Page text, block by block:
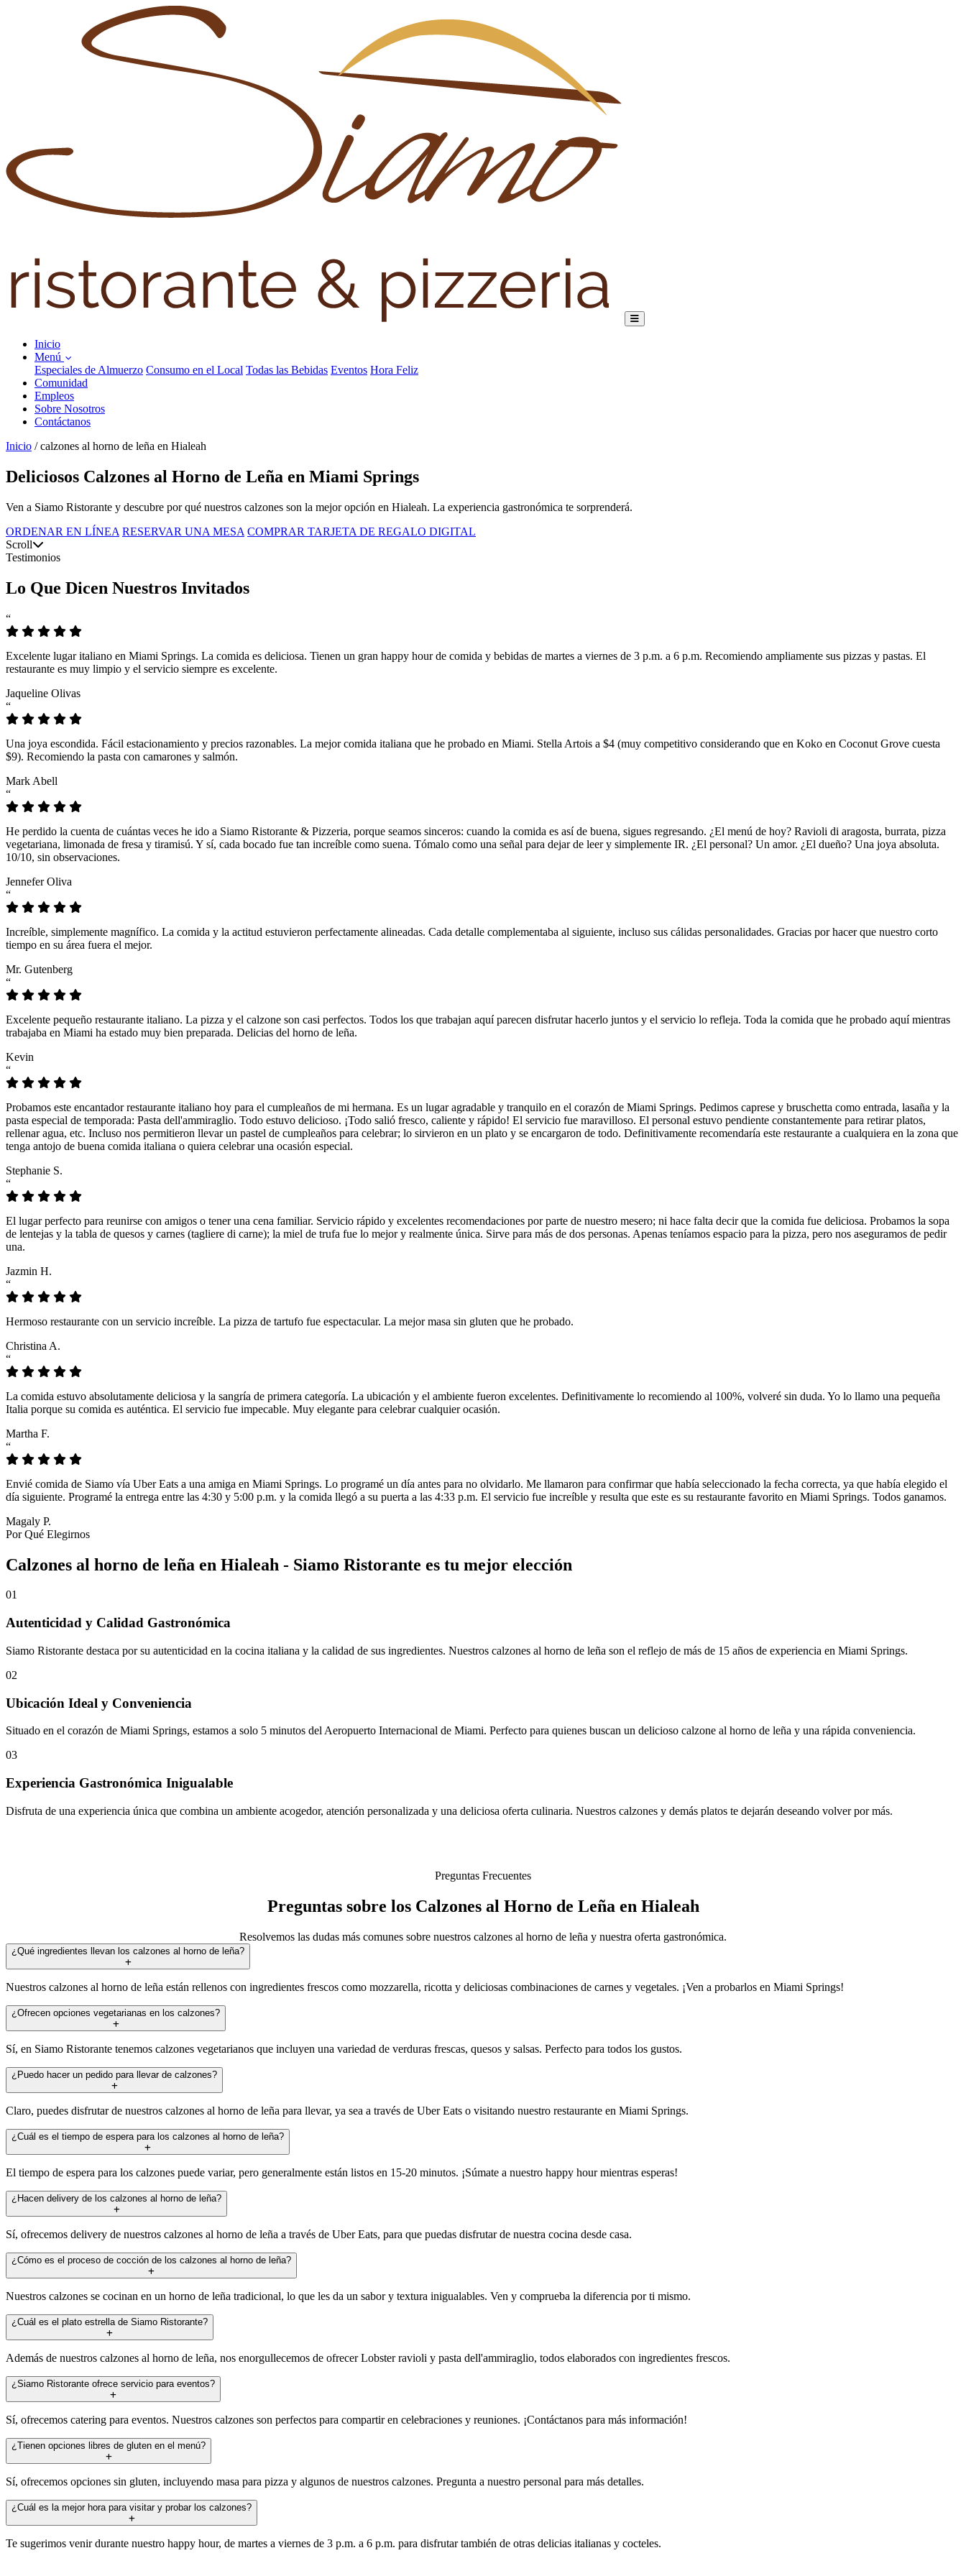
Inicio
Menú
Especiales de Almuerzo Consumo en el Local Todas las Bebidas Eventos Hora Feliz
Comunidad
Empleos
Sobre Nosotros
Contáctanos
Inicio / calzones al horno de leña en Hialeah
Deliciosos Calzones al Horno de Leña en Miami Springs
Ven a Siamo Ristorante y descubre por qué nuestros calzones son la mejor opción en Hialeah. La experiencia gastronómica te sorprenderá.
ORDENAR EN LÍNEA RESERVAR UNA MESA COMPRAR TARJETA DE REGALO DIGITAL
Scroll
Testimonios
Lo Que Dicen Nuestros Invitados
“
Excelente lugar italiano en Miami Springs. La comida es deliciosa. Tienen un gran happy hour de comida y bebidas de martes a viernes de 3 p.m. a 6 p.m. Recomiendo ampliamente sus pizzas y pastas. El
restaurante es muy limpio y el servicio siempre es excelente.
Jaqueline Olivas
“
Una joya escondida. Fácil estacionamiento y precios razonables. La mejor comida italiana que he probado en Miami. Stella Artois a $4 (muy competitivo considerando que en Koko en Coconut Grove cuesta
$9). Recomiendo la pasta con camarones y salmón.
Mark Abell
“
He perdido la cuenta de cuántas veces he ido a Siamo Ristorante & Pizzeria, porque seamos sinceros: cuando la comida es así de buena, sigues regresando. ¿El menú de hoy? Ravioli di aragosta, burrata, pizza
vegetariana, limonada de fresa y tiramisú. Y sí, cada bocado fue tan increíble como suena. Tómalo como una señal para dejar de leer y simplemente IR. ¿El personal? Un amor. ¿El dueño? Una joya absoluta.
10/10, sin observaciones.
Jennefer Oliva
“
Increíble, simplemente magnífico. La comida y la actitud estuvieron perfectamente alineadas. Cada detalle complementaba al siguiente, incluso sus cálidas personalidades. Gracias por hacer que nuestro corto
tiempo en su área fuera el mejor.
Mr. Gutenberg
“
Excelente pequeño restaurante italiano. La pizza y el calzone son casi perfectos. Todos los que trabajan aquí parecen disfrutar hacerlo juntos y el servicio lo refleja. Toda la comida que he probado aquí mientras
trabajaba en Miami ha estado muy bien preparada. Delicias del horno de leña.
Kevin
“
Probamos este encantador restaurante italiano hoy para el cumpleaños de mi hermana. Es un lugar agradable y tranquilo en el corazón de Miami Springs. Pedimos caprese y bruschetta como entrada, lasaña y la
pasta especial de temporada: Pasta dell'ammiraglio. Todo estuvo delicioso. ¡Todo salió fresco, caliente y rápido! El servicio fue maravilloso. El personal estuvo pendiente constantemente para retirar platos,
rellenar agua, etc. Incluso nos permitieron llevar un pastel de cumpleaños para celebrar; lo sirvieron en un plato y se encargaron de todo. Definitivamente recomendaría este restaurante a cualquiera en la zona que
tenga antojo de buena comida italiana o quiera celebrar una ocasión especial.
Stephanie S.
“
El lugar perfecto para reunirse con amigos o tener una cena familiar. Servicio rápido y excelentes recomendaciones por parte de nuestro mesero; ni hace falta decir que la comida fue deliciosa. Probamos la sopa
de lentejas y la tabla de quesos y carnes (tagliere di carne); la miel de trufa fue lo mejor y realmente única. Sirve para más de dos personas. Apenas teníamos espacio para la pizza, pero nos aseguramos de pedir
una.
Jazmin H.
“
Hermoso restaurante con un servicio increíble. La pizza de tartufo fue espectacular. La mejor masa sin gluten que he probado.
Christina A.
“
La comida estuvo absolutamente deliciosa y la sangría de primera categoría. La ubicación y el ambiente fueron excelentes. Definitivamente lo recomiendo al 100%, volveré sin duda. Yo lo llamo una pequeña
Italia porque su comida es auténtica. El servicio fue impecable. Muy elegante para celebrar cualquier ocasión.
Martha F.
“
Envié comida de Siamo vía Uber Eats a una amiga en Miami Springs. Lo programé un día antes para no olvidarlo. Me llamaron para confirmar que había seleccionado la fecha correcta, ya que había elegido el
día siguiente. Programé la entrega entre las 4:30 y 5:00 p.m. y la comida llegó a su puerta a las 4:33 p.m. El servicio fue increíble y resulta que este es su restaurante favorito en Miami Springs. Todos ganamos.
Magaly P.
Por Qué Elegirnos
Calzones al horno de leña en Hialeah - Siamo Ristorante es tu mejor elección
01
Autenticidad y Calidad Gastronómica
Siamo Ristorante destaca por su autenticidad en la cocina italiana y la calidad de sus ingredientes. Nuestros calzones al horno de leña son el reflejo de más de 15 años de experiencia en Miami Springs.
02
Ubicación Ideal y Conveniencia
Situado en el corazón de Miami Springs, estamos a solo 5 minutos del Aeropuerto Internacional de Miami. Perfecto para quienes buscan un delicioso calzone al horno de leña y una rápida conveniencia.
03
Experiencia Gastronómica Inigualable
Disfruta de una experiencia única que combina un ambiente acogedor, atención personalizada y una deliciosa oferta culinaria. Nuestros calzones y demás platos te dejarán deseando volver por más.
Preguntas Frecuentes
Preguntas sobre los Calzones al Horno de Leña en Hialeah
Resolvemos las dudas más comunes sobre nuestros calzones al horno de leña y nuestra oferta gastronómica.
¿Qué ingredientes llevan los calzones al horno de leña?
Nuestros calzones al horno de leña están rellenos con ingredientes frescos como mozzarella, ricotta y deliciosas combinaciones de carnes y vegetales. ¡Ven a probarlos en Miami Springs!
¿Ofrecen opciones vegetarianas en los calzones?
Sí, en Siamo Ristorante tenemos calzones vegetarianos que incluyen una variedad de verduras frescas, quesos y salsas. Perfecto para todos los gustos.
¿Puedo hacer un pedido para llevar de calzones?
Claro, puedes disfrutar de nuestros calzones al horno de leña para llevar, ya sea a través de Uber Eats o visitando nuestro restaurante en Miami Springs.
¿Cuál es el tiempo de espera para los calzones al horno de leña?
El tiempo de espera para los calzones puede variar, pero generalmente están listos en 15-20 minutos. ¡Súmate a nuestro happy hour mientras esperas!
¿Hacen delivery de los calzones al horno de leña?
Sí, ofrecemos delivery de nuestros calzones al horno de leña a través de Uber Eats, para que puedas disfrutar de nuestra cocina desde casa.
¿Cómo es el proceso de cocción de los calzones al horno de leña?
Nuestros calzones se cocinan en un horno de leña tradicional, lo que les da un sabor y textura inigualables. Ven y comprueba la diferencia por ti mismo.
¿Cuál es el plato estrella de Siamo Ristorante?
Además de nuestros calzones al horno de leña, nos enorgullecemos de ofrecer Lobster ravioli y pasta dell'ammiraglio, todos elaborados con ingredientes frescos.
¿Siamo Ristorante ofrece servicio para eventos?
Sí, ofrecemos catering para eventos. Nuestros calzones son perfectos para compartir en celebraciones y reuniones. ¡Contáctanos para más información!
¿Tienen opciones libres de gluten en el menú?
Sí, ofrecemos opciones sin gluten, incluyendo masa para pizza y algunos de nuestros calzones. Pregunta a nuestro personal para más detalles.
¿Cuál es la mejor hora para visitar y probar los calzones?
Te sugerimos venir durante nuestro happy hour, de martes a viernes de 3 p.m. a 6 p.m. para disfrutar también de otras delicias italianas y cocteles.